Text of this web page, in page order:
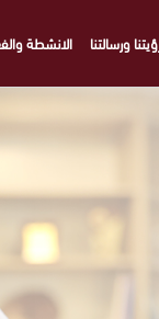
ورسالتنا الانشطة